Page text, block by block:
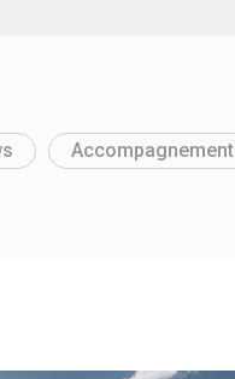
Accompagnement